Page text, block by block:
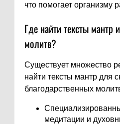
что помогает организму
Где найти тексты мантр
молитв?
Существует множество
найти тексты мантр для
благодарственных
медитации и